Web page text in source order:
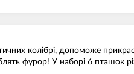
колібрі, допоможе
фурор! У наборі 6 пташок